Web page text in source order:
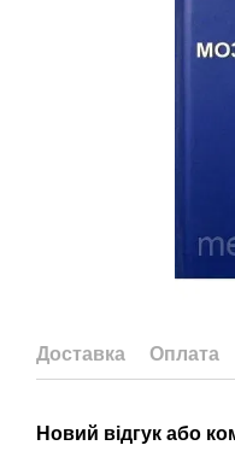
Доставка Оплата
Новий відгук або